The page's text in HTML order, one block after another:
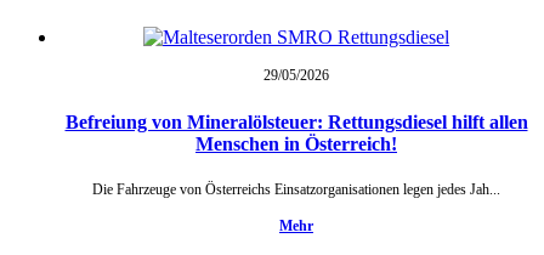
29/05/2026
Befreiung von Mineralölsteuer: Rettungsdiesel hilft allen
Menschen in Österreich!
Die Fahrzeuge von Österreichs Einsatzorganisationen legen jedes Jah...
Mehr